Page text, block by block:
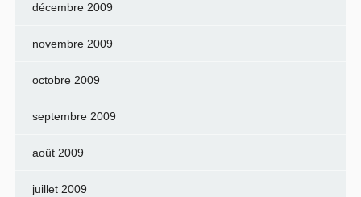
décembre 2009
novembre 2009
octobre 2009
septembre 2009
août 2009
juillet 2009